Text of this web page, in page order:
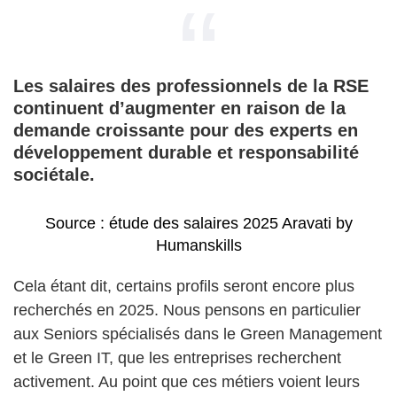
Les salaires des professionnels de la RSE
continuent d’augmenter en raison de la
demande croissante pour des experts en
développement durable et responsabilité
sociétale.
Source : étude des salaires 2025 Aravati by
Humanskills
Cela étant dit, certains profils seront encore plus
recherchés en 2025. Nous pensons en particulier
aux Seniors spécialisés dans le Green Management
et le Green IT, que les entreprises recherchent
activement. Au point que ces métiers voient leurs